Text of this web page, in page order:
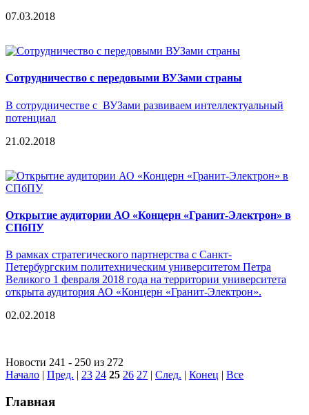
07.03.2018
Сотрудничество с передовыми ВУЗами страны
В сотрудничестве с ВУЗами развиваем интеллектуальный
потенциал
21.02.2018
Открытие аудитории АО «Концерн «Гранит-Электрон» в
СПбПУ
В рамках стратегического партнерства с Санкт-
Петербургским политехническим университетом Петра
Великого 1 февраля 2018 года на территории университета
открыта аудитория АО «Концерн «Гранит-Электрон».
02.02.2018
Новости 241 - 250 из 272
Начало | Пред. | 23 24 25 26 27 | След. | Конец | Все
Главная